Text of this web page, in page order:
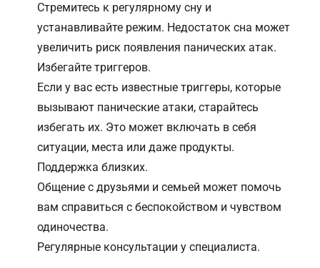
Стремитесь к регулярному сну и
устанавливайте режим. Недостаток сна может
увеличить риск появления панических атак.
Избегайте триггеров.
Если у вас есть известные триггеры, которые
вызывают панические атаки, старайтесь
избегать их. Это может включать в себя
ситуации, места или даже продукты.
Поддержка близких.
Общение с друзьями и семьей может помочь
вам справиться с беспокойством и чувством
одиночества.
Регулярные консультации у специалиста.